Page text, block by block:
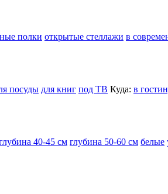
полки открытые стеллажи в
посуды для книг под ТВ Куда: в
40-45 см глубина 50-60 см белые